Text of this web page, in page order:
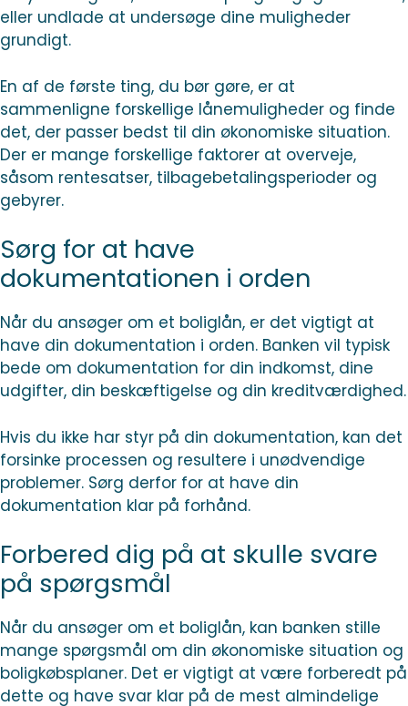
eller undlade at undersøge dine muligheder
grundigt.
En af de første ting, du bør gøre, er at
sammenligne forskellige lånemuligheder og finde
det, der passer bedst til din økonomiske situation.
Der er mange forskellige faktorer at overveje,
såsom rentesatser, tilbagebetalingsperioder og
gebyrer.
Sørg for at have
dokumentationen i orden
Når du ansøger om et boliglån, er det vigtigt at
have din dokumentation i orden. Banken vil typisk
bede om dokumentation for din indkomst, dine
udgifter, din beskæftigelse og din kreditværdighed.
Hvis du ikke har styr på din dokumentation, kan det
forsinke processen og resultere i unødvendige
problemer. Sørg derfor for at have din
dokumentation klar på forhånd.
Forbered dig på at skulle svare
på spørgsmål
Når du ansøger om et boliglån, kan banken stille
mange spørgsmål om din økonomiske situation og
boligkøbsplaner. Det er vigtigt at være forberedt på
dette og have svar klar på de mest almindelige